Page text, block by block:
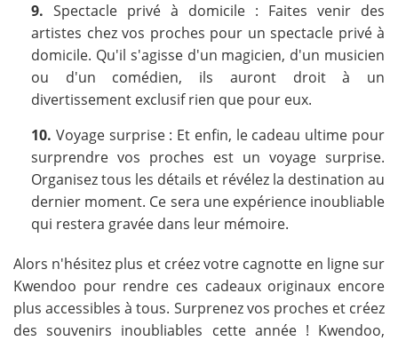
9. Spectacle privé à domicile : Faites venir des
artistes chez vos proches pour un spectacle privé à
domicile. Qu'il s'agisse d'un magicien, d'un musicien
ou d'un comédien, ils auront droit à un
divertissement exclusif rien que pour eux.
10. Voyage surprise : Et enfin, le cadeau ultime pour
surprendre vos proches est un voyage surprise.
Organisez tous les détails et révélez la destination au
dernier moment. Ce sera une expérience inoubliable
qui restera gravée dans leur mémoire.
Alors n'hésitez plus et créez votre cagnotte en ligne sur
Kwendoo pour rendre ces cadeaux originaux encore
plus accessibles à tous. Surprenez vos proches et créez
des souvenirs inoubliables cette année ! Kwendoo,